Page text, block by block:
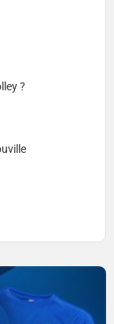
?